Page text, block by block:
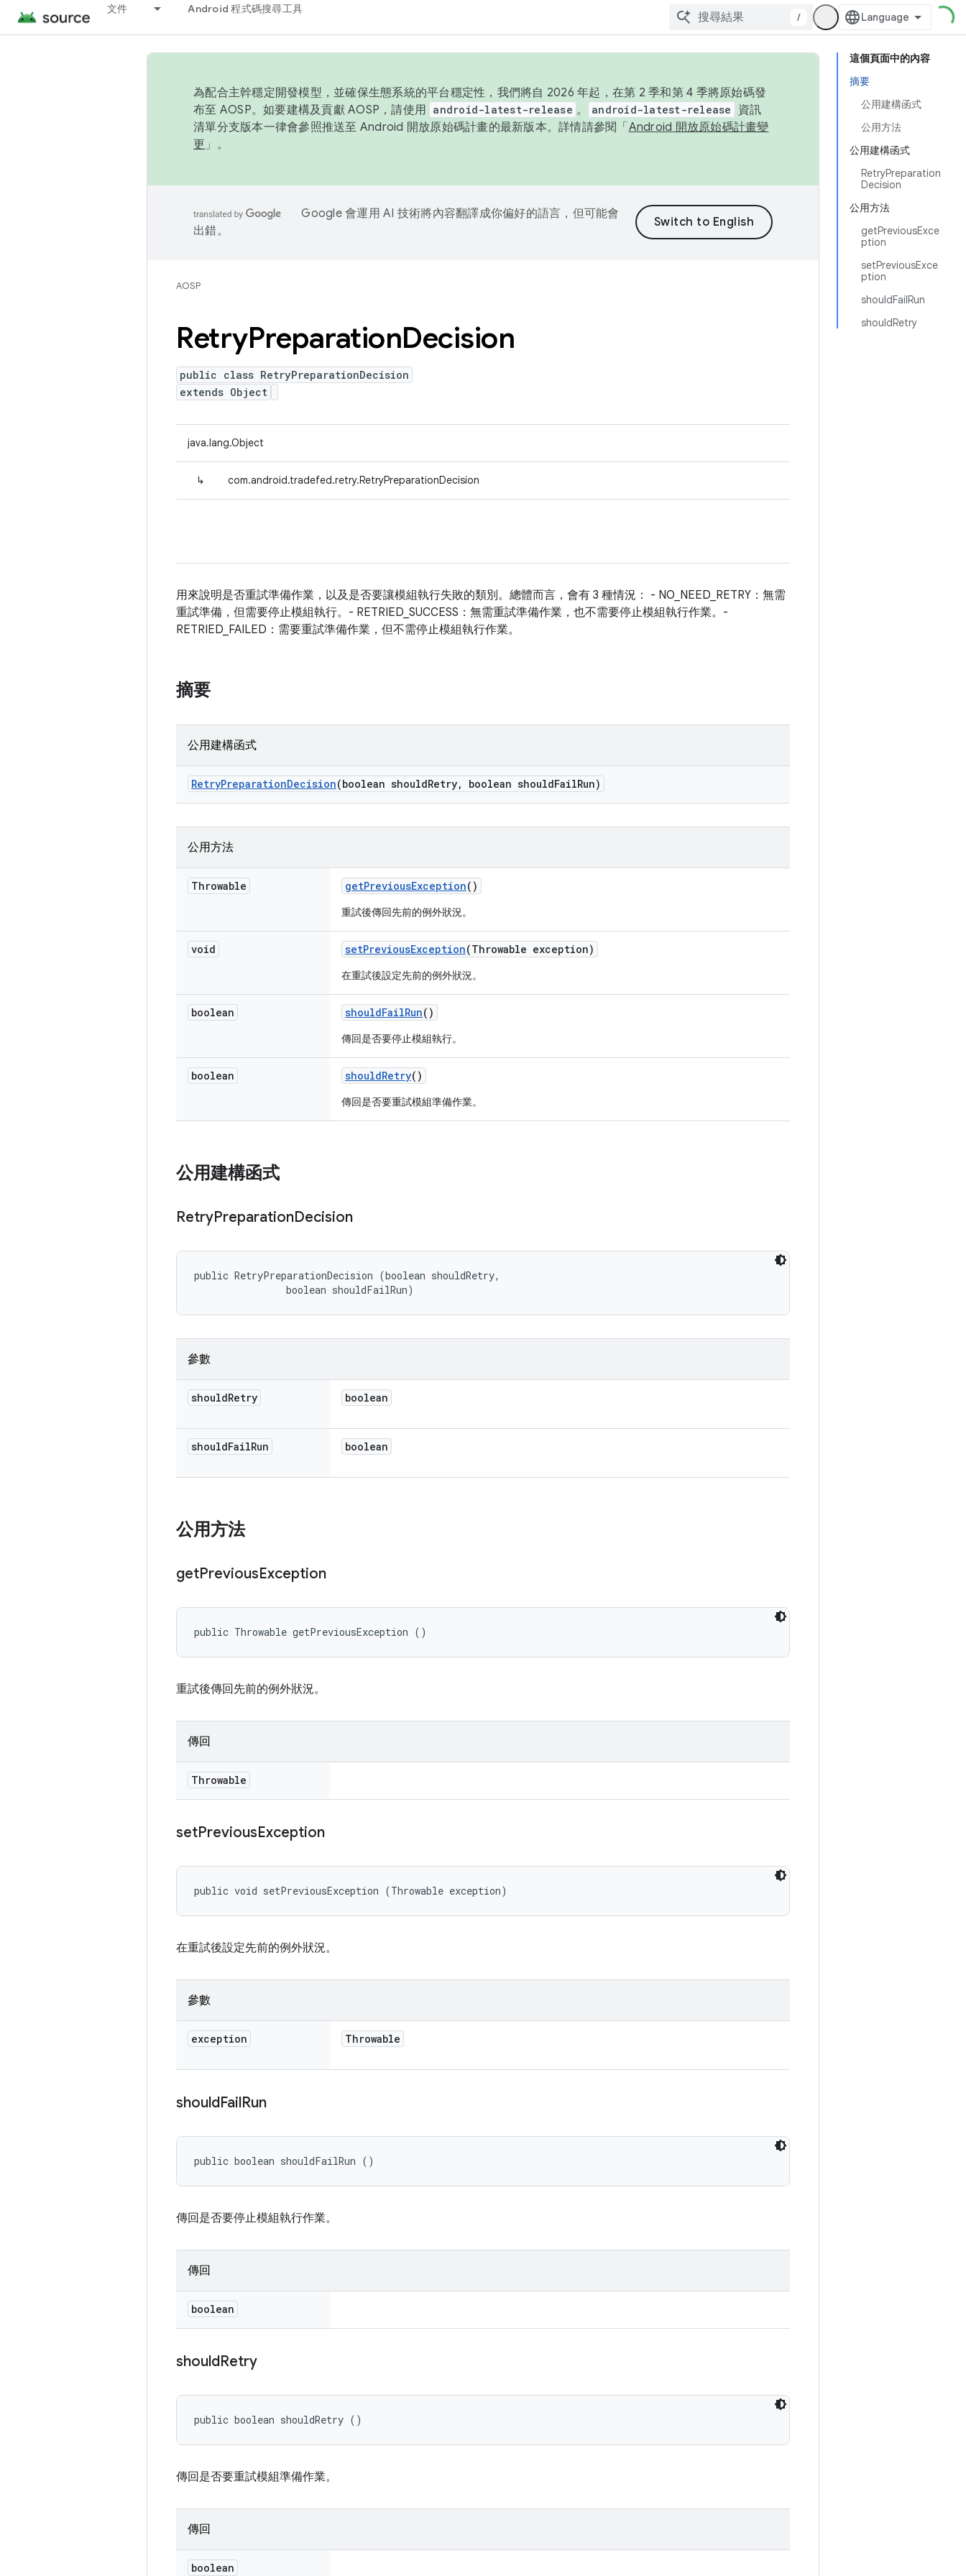
文件 Android 程式碼搜尋工具
/
這個頁面中的內容
摘要
公用建構函式
公用方法
公用建構函式
RetryPreparation
Decision
公用方法
getPreviousExce
ption
setPreviousExce
ption
shouldFailRun
shouldRetry
為配合主幹穩定開發模型，並確保生態系統的平台穩定性，我們將自 2026 年起，在第 2 季和第 4 季將原始碼發
布至 AOSP。如要建構及貢獻 AOSP，請使用 android-latest-release 。 android-latest-release
資訊
清單分支版本一律會參照推送至 Android 開放原始碼計畫的最新版本。詳情請參閱「 Android 開放原始碼計畫變
更 」。
Google 會運用 AI 技術將內容翻譯成你偏好的語言，但可能會
出錯。
AOSP
RetryPreparationDecision
public class RetryPreparationDecision
extends Object
java.lang.Object
↳ com.android.tradefed.retry.RetryPreparationDecision
用來說明是否重試準備作業，以及是否要讓模組執行失敗的類別。總體而言，會有 3 種情況： - NO_NEED_RETRY：無需
重試準備，但需要停止模組執行。- RETRIED_SUCCESS：無需重試準備作業，也不需要停止模組執行作業。-
RETRIED_FAILED：需要重試準備作業，但不需停止模組執行作業。
摘要
公用建構函式
RetryPreparationDecision(boolean shouldRetry, boolean shouldFailRun)
公用方法
Throwable getPreviousException()
重試後傳回先前的例外狀況。
void setPreviousException(Throwable exception)
在重試後設定先前的例外狀況。
boolean shouldFailRun()
傳回是否要停止模組執行。
boolean shouldRetry()
傳回是否要重試模組準備作業。
公用建構函式
RetryPreparationDecision
public RetryPreparationDecision (boolean shouldRetry,
                boolean shouldFailRun)
參數
shouldRetry boolean
shouldFailRun boolean
公用方法
getPreviousException
public Throwable getPreviousException ()
重試後傳回先前的例外狀況。
傳回
Throwable
setPreviousException
public void setPreviousException (Throwable exception)
在重試後設定先前的例外狀況。
參數
exception Throwable
shouldFailRun
public boolean shouldFailRun ()
傳回是否要停止模組執行作業。
傳回
boolean
shouldRetry
public boolean shouldRetry ()
傳回是否要重試模組準備作業。
傳回
boolean